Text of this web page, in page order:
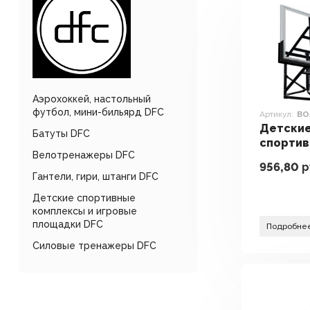
Аэрохоккей, настольный
футбол, мини-бильярд DFC
Батуты DFC
Велотренажеры DFC
Гантели, гири, штанги DFC
Детские спортивные
комплексы и игровые
площадки DFC
Силовые тренажеры DFC
Артикул:
956,80